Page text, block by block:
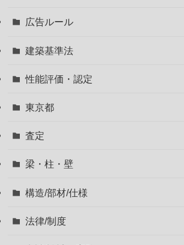
広告ルール
建築基準法
性能評価・認定
東京都
査定
梁・柱・壁
構造/部材/仕様
法律/制度